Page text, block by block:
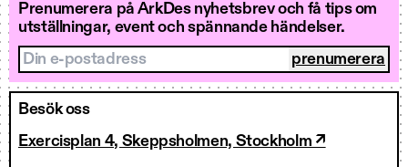
Prenumerera på ArkDes nyhetsbrev och få tips om
utställningar, event och spännande händelser.
Din e-postadress
Besök oss
Exercisplan 4, Skeppsholmen, Stockholm ↗